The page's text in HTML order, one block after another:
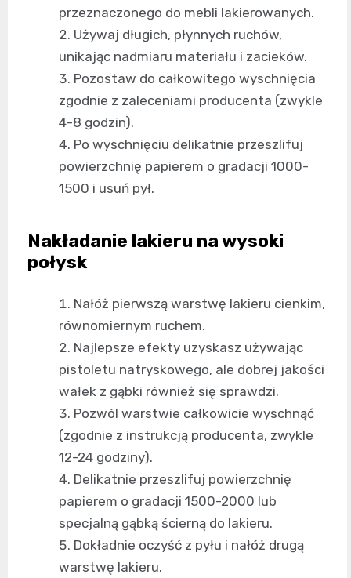
przeznaczonego do mebli lakierowanych.
Używaj długich, płynnych ruchów,
unikając nadmiaru materiału i zacieków.
Pozostaw do całkowitego wyschnięcia
zgodnie z zaleceniami producenta (zwykle
4-8 godzin).
Po wyschnięciu delikatnie przeszlifuj
powierzchnię papierem o gradacji 1000-
1500 i usuń pył.
Nakładanie lakieru na wysoki
połysk
Nałóż pierwszą warstwę lakieru cienkim,
równomiernym ruchem.
Najlepsze efekty uzyskasz używając
pistoletu natryskowego, ale dobrej jakości
wałek z gąbki również się sprawdzi.
Pozwól warstwie całkowicie wyschnąć
(zgodnie z instrukcją producenta, zwykle
12-24 godziny).
Delikatnie przeszlifuj powierzchnię
papierem o gradacji 1500-2000 lub
specjalną gąbką ścierną do lakieru.
Dokładnie oczyść z pyłu i nałóż drugą
warstwę lakieru.